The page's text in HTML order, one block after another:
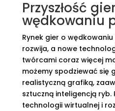
Przyszłość
wędkowaniu
Rynek gier o
rozwija, a nowe
twórcami coraz więcej
możemy spodziewać się
realistyczną grafiką,
sztuczną inteligencją ryb.
technologii wirtualnej i